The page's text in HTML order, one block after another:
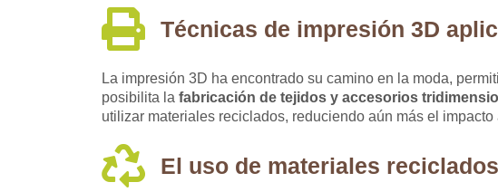
Técnicas de impresión 3D
La impresión 3D ha encontrado su camino en la moda,
posibilita la fabricación de tejidos y accesorios
utilizar materiales reciclados, reduciendo aún más el
El uso de materiales